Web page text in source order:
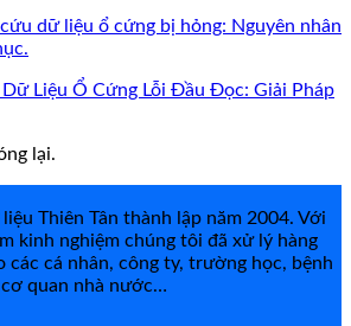
dữ liệu ổ cứng bị hỏng: Nguyên nhân
Liệu Ổ Cứng Lỗi Đầu Đọc: Giải Pháp
lại.
Thiên Tân thành lập năm 2004. Với
kinh nghiệm chúng tôi đã xử lý hàng
các cá nhân, công ty, trường học, bệnh
cơ quan nhà nước…